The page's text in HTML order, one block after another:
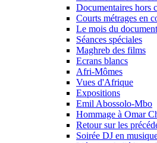
Documentaires hors
Courts métrages en
Le mois du
Séances spéciales
Maghreb des films
Ecrans blancs
Afri-Mômes
Vues d'Afrique
Expositions
Emil Abossolo-Mbo
Hommage à Omar
Retour sur les
Soirée DJ en